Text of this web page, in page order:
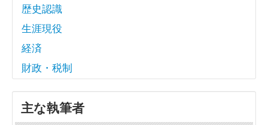
歴史認識
生涯現役
経済
財政・税制
主な執筆者